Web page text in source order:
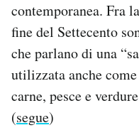
contemporanea. Fra
fine del Settecento
che parlano di una
utilizzata anche
carne, pesce e
(segue)